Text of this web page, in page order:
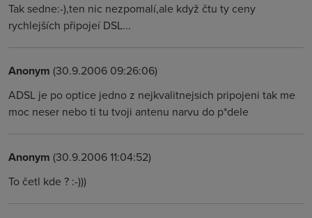
Tak sedne:-),ten nic nezpomalí,ale když čtu ty ceny
rychlejších připojeí DSL...
Anonym (30.9.2006 09:26:06)
ADSL je po optice jedno z nejkvalitnejsich pripojeni tak me
moc neser nebo ti tu tvoji antenu narvu do p*dele
Anonym (30.9.2006 11:04:52)
To četl kde ? :-)))